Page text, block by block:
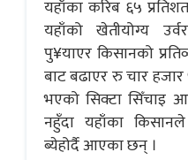
यहाँका करिब ६५
यहाँको खेतीयोग्य
पु¥याएर किसानको
बाट बढाएर रु चार
भएको सिक्टा सिँचाइ
नहुँदा यहाँका किसानले
ब्येहोर्दै आएका छन् ।